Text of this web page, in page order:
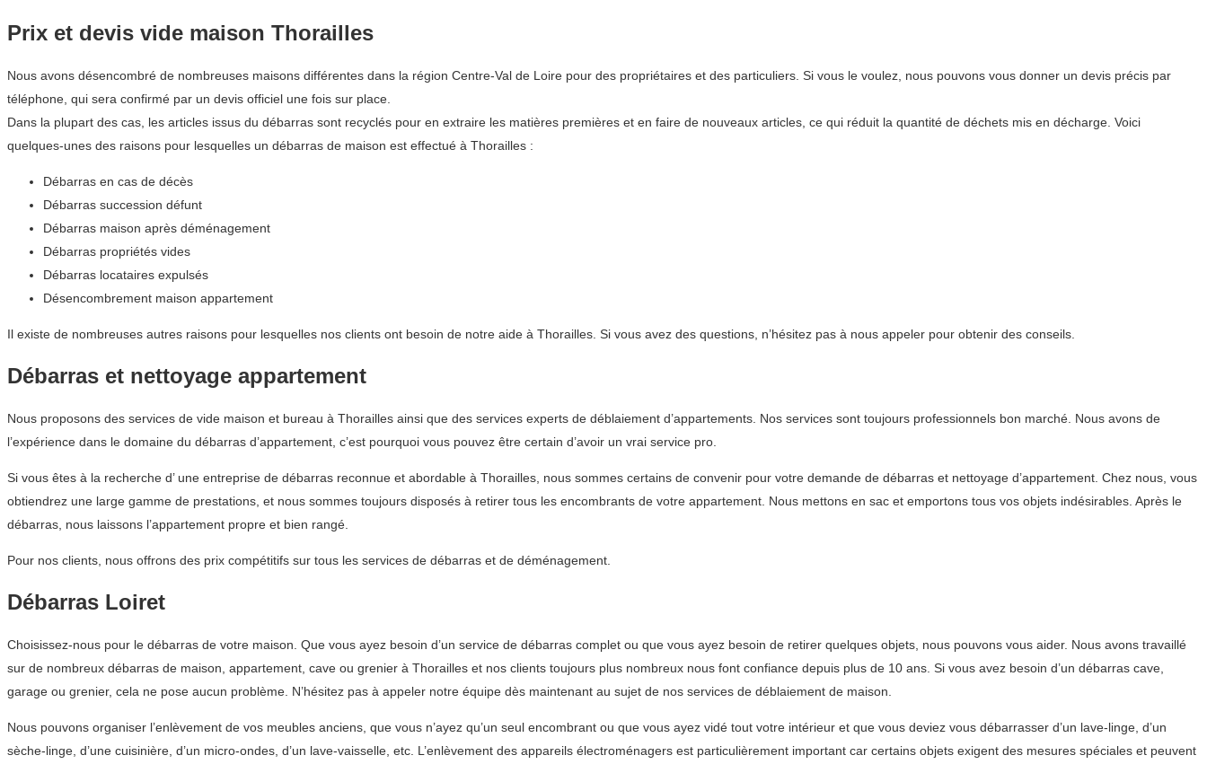
Prix et devis vide maison Thorailles
Nous avons désencombré de nombreuses maisons différentes dans la région Centre-Val de Loire pour des propriétaires et des particuliers. Si vous le voulez, nous pouvons vous donner un devis précis par
téléphone, qui sera confirmé par un devis officiel une fois sur place.
Dans la plupart des cas, les articles issus du débarras sont recyclés pour en extraire les matières premières et en faire de nouveaux articles, ce qui réduit la quantité de déchets mis en décharge. Voici
quelques-unes des raisons pour lesquelles un débarras de maison est effectué à Thorailles :
Débarras en cas de décès
Débarras succession défunt
Débarras maison après déménagement
Débarras propriétés vides
Débarras locataires expulsés
Désencombrement maison appartement
Il existe de nombreuses autres raisons pour lesquelles nos clients ont besoin de notre aide à Thorailles. Si vous avez des questions, n’hésitez pas à nous appeler pour obtenir des conseils.
Débarras et nettoyage appartement
Nous proposons des services de vide maison et bureau à Thorailles ainsi que des services experts de déblaiement d’appartements. Nos services sont toujours professionnels bon marché. Nous avons de
l’expérience dans le domaine du débarras d’appartement, c’est pourquoi vous pouvez être certain d’avoir un vrai service pro.
Si vous êtes à la recherche d’ une entreprise de débarras reconnue et abordable à Thorailles, nous sommes certains de convenir pour votre demande de débarras et nettoyage d’appartement. Chez nous, vous
obtiendrez une large gamme de prestations, et nous sommes toujours disposés à retirer tous les encombrants de votre appartement. Nous mettons en sac et emportons tous vos objets indésirables. Après le
débarras, nous laissons l’appartement propre et bien rangé.
Pour nos clients, nous offrons des prix compétitifs sur tous les services de débarras et de déménagement.
Débarras Loiret
Choisissez-nous pour le débarras de votre maison. Que vous ayez besoin d’un service de débarras complet ou que vous ayez besoin de retirer quelques objets, nous pouvons vous aider. Nous avons travaillé
sur de nombreux débarras de maison, appartement, cave ou grenier à Thorailles et nos clients toujours plus nombreux nous font confiance depuis plus de 10 ans. Si vous avez besoin d’un débarras cave,
garage ou grenier, cela ne pose aucun problème. N’hésitez pas à appeler notre équipe dès maintenant au sujet de nos services de déblaiement de maison.
Nous pouvons organiser l’enlèvement de vos meubles anciens, que vous n’ayez qu’un seul encombrant ou que vous ayez vidé tout votre intérieur et que vous deviez vous débarrasser d’un lave-linge, d’un
sèche-linge, d’une cuisinière, d’un micro-ondes, d’un lave-vaisselle, etc. L’enlèvement des appareils électroménagers est particulièrement important car certains objets exigent des mesures spéciales et peuvent